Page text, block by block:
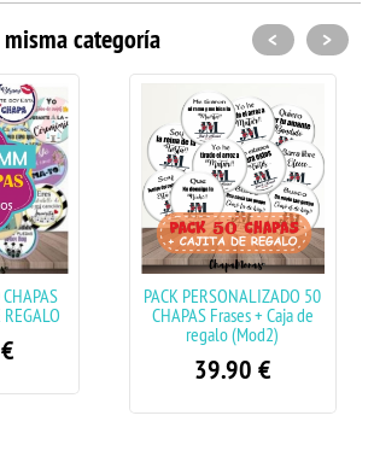
categoría
€
PACK PERSONALIZADO 50
CHAPAS Frases + Caja de
regalo (Mod2)
39.90 €
< >